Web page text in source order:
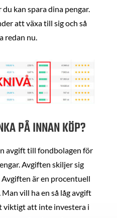
kan spara dina pengar.
att växa till sig och så
redan nu.
PÅ INNAN KÖP?
avgift till fondbolagen för
Avgiften skiljer sig
är en procentuell
vill ha en så låg avgift
viktigt att inte investera i